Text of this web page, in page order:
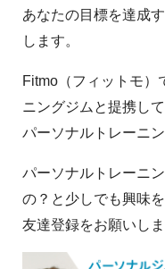
あなたの目標を達成
します。
Fitmo（フィットモ）
ニングジムと提携し
パーソナルトレーニ
パーソナルトレーニ
の？と少しでも興味
友達登録をお願いしま